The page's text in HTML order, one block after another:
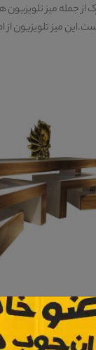
از جمله میز
میز تلویزیون
متحرک
میز تلویزیون از 5 تکه